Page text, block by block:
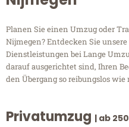
Planen Sie einen Umzug oder
Nijmegen? Entdecken Sie
Dienstleistungen bei Lange
darauf ausgerichtet sind, Ihren
den Übergang so reibungslos
Privatumzug | ab